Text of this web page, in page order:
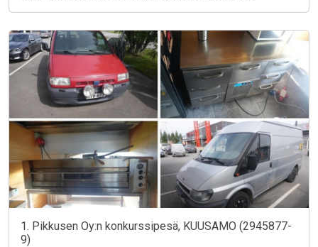
1. Pikkusen Oy:n konkurssipesä, KUUSAMO (2945877-
9)